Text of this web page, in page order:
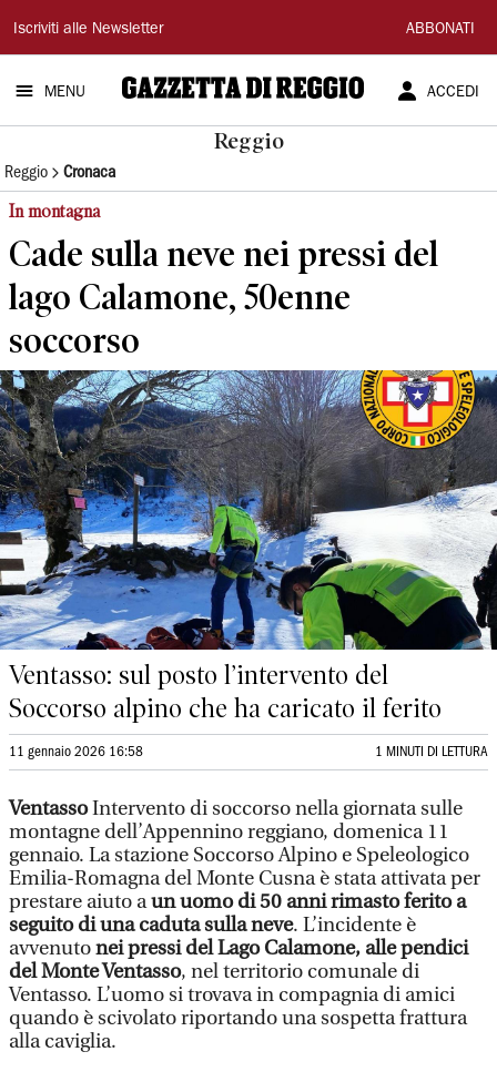
Gazzetta
di
Reggio
Iscriviti alle Newsletter ABBONATI
MENU ACCEDI
Reggio
Reggio Cronaca
In montagna
Cade sulla neve nei pressi del
lago Calamone, 50enne
soccorso
Ventasso: sul posto l’intervento del
Soccorso alpino che ha caricato il ferito
11 gennaio 2026 16:58 1 MINUTI DI LETTURA
VentassoIntervento di soccorso nella giornata sulle
montagne dell’Appennino reggiano, domenica 11
gennaio. La stazione Soccorso Alpino e Speleologico
Emilia-Romagna del Monte Cusna è stata attivata per
prestare aiuto aun uomo di 50 anni rimasto ferito a
seguito di una caduta sulla neve. L’incidente è
avvenutonei pressi del Lago Calamone, alle pendici
del Monte Ventasso, nel territorio comunale di
Ventasso. L’uomo si trovava in compagnia di amici
quando è scivolato riportando una sospetta frattura
alla caviglia.